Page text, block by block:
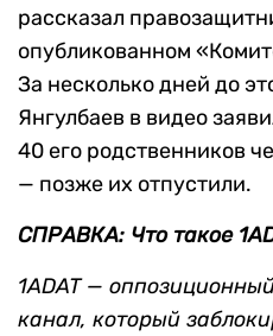
рассказал
опубликованном
За несколько дней до
Янгулбаев в видео
40 его родственников
— позже их отпустили.
СПРАВКА: Что такое
1ADAT —
канал, который